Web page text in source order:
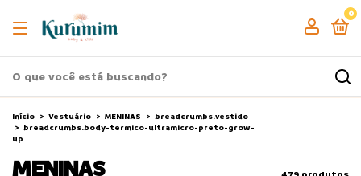
0
Início > Vestuário > MENINAS > breadcrumbs.vestido
> breadcrumbs.body-termico-ultramicro-preto-grow-
up
MENINAS